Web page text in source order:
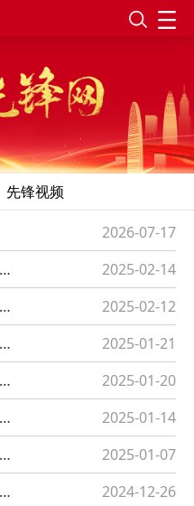
先锋视频
2026-07-17
2025-02-14
2025-02-12
2025-01-21
2025-01-20
2025-01-14
2025-01-07
2024-12-26